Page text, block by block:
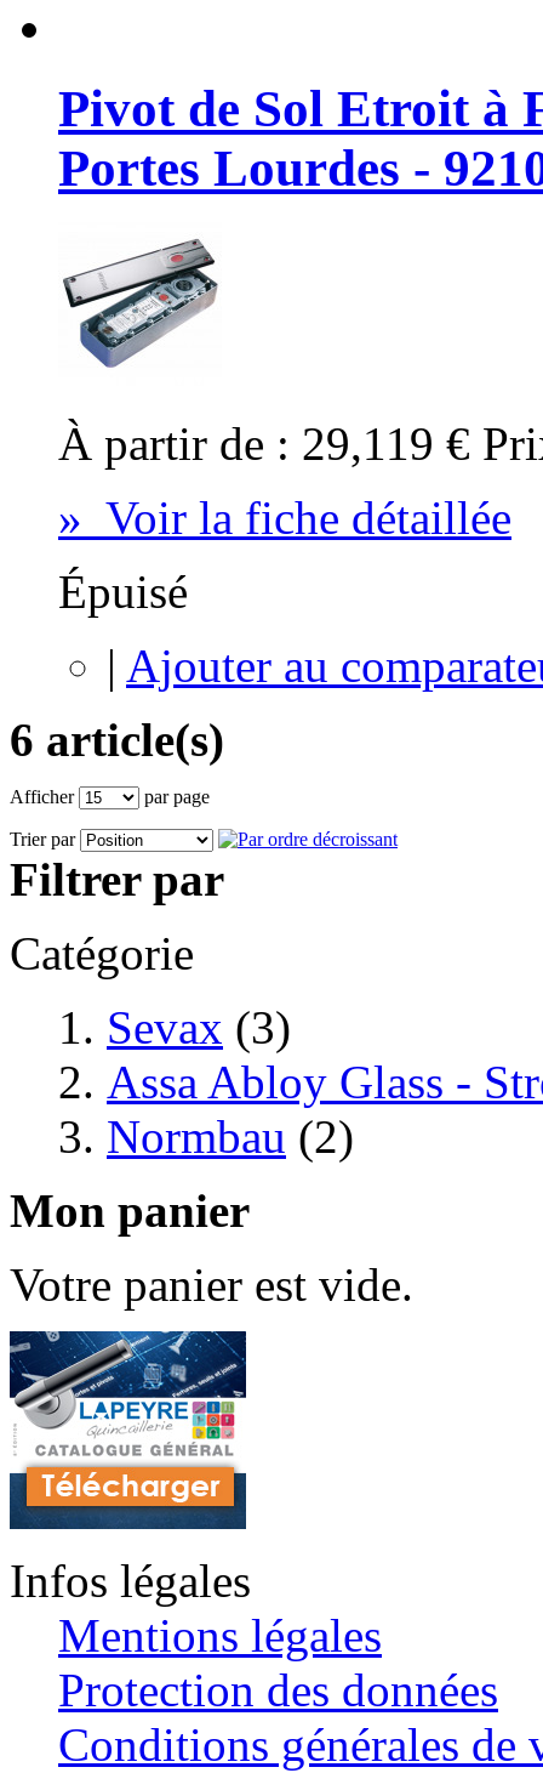
Pivot de Sol Etroit à
Portes Lourdes -
À partir de : 29,119 €
» Voir la fiche détaillée
Épuisé
| Ajouter au
6 article(s)
Afficher par page
Trier par
Filtrer par
Catégorie
Sevax (3)
Assa Abloy Glass -
Normbau (2)
Mon panier
Votre panier est vide.
Infos légales
Mentions légales
Protection des données
Conditions générales de